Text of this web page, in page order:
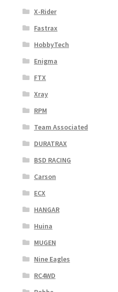
X-Rider
Fastrax
HobbyTech
Enigma
FTX
Xray
RPM
Team Associated
DURATRAX
BSD RACING
Carson
ECX
HANGAR
Huina
MUGEN
Nine Eagles
RC4WD